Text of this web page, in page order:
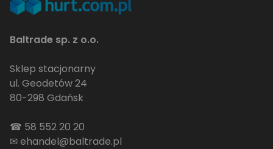
Baltrade sp. z o.o.
Sklep stacjonarny
ul. Geodetów 24
80-298 Gdańsk
☎ 58 552 20 20
✉ehandel@baltrade.pl